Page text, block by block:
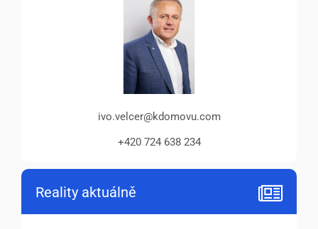
ivo.velcer@kdomovu.com
+420 724 638 234
Reality aktuálně